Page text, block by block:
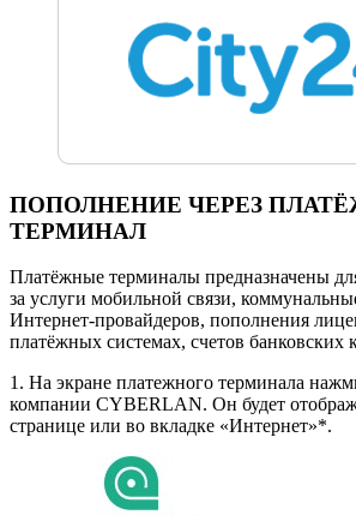
ПОПОЛНЕНИЕ ЧЕРЕЗ
ТЕРМИНАЛ
Платёжные терминалы предназначены
за услуги мобильной связи,
Интернет-провайдеров, пополнения
платёжных системах, счетов банковских
1. На экране платежного терминала
компании CYBERLAN. Он будет
странице или во вкладке «Интернет»*.